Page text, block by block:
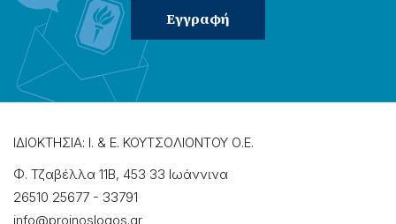
ΙΔΙΟΚΤΗΣΙΑ: Ι. & Ε. ΚΟΥΤΣΟΛΙΟΝΤΟΥ Ο.Ε.
Φ. Τζαβέλλα 11Β, 453 33 Ιωάννɩνα
26510 25677 - 33791
info@proinoslogos.gr